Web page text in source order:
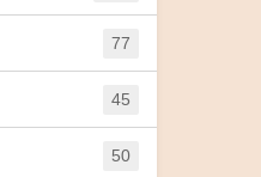
77
45
50